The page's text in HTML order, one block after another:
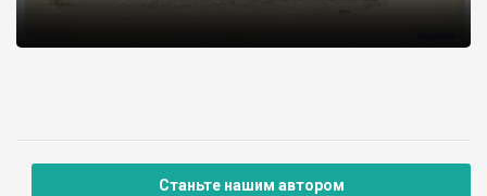
Станьте нашим автором